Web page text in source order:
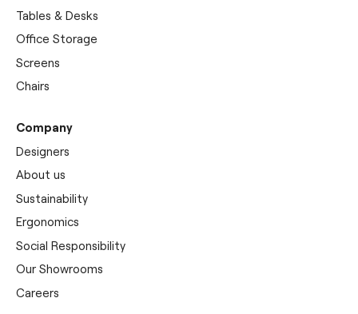
Tables & Desks
Office Storage
Screens
Chairs
Company
Designers
About us
Sustainability
Ergonomics
Social Responsibility
Our Showrooms
Careers